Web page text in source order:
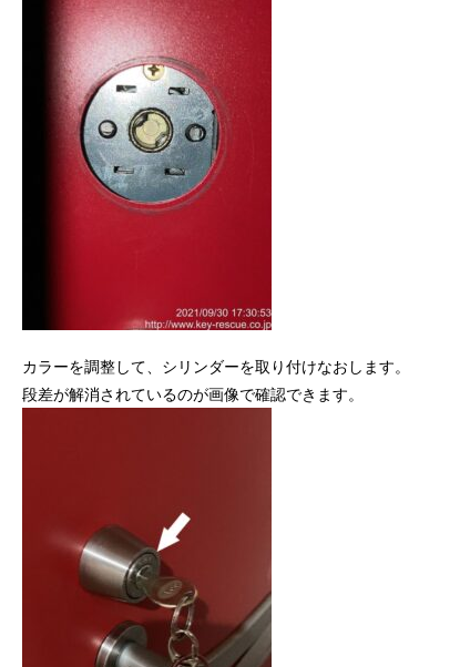
カラーを調整して、シリンダーを取り付けなおします。
段差が解消されているのが画像で確認できます。